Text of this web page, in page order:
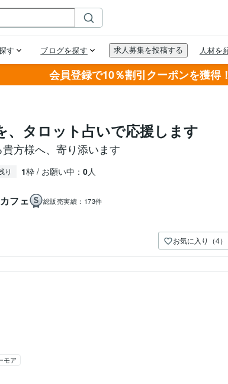
会員登録で10％割引クーポンを獲得！
、タロット占いで応援します
方様へ、寄り添います
り 1枠 / お願い中： 0人
フェ 総販売実績： 173件
お気に入り（4）
モア